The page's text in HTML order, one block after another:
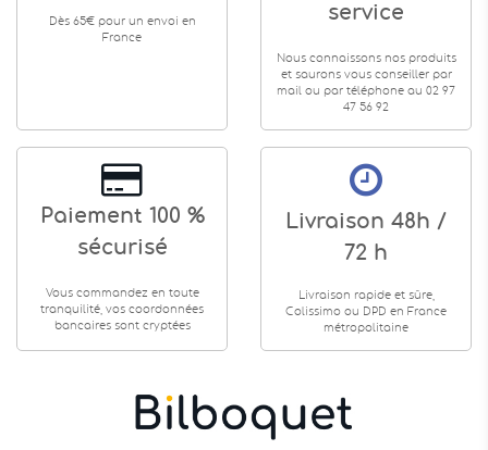
Dès 65€ pour un envoi en
France
service
Nous connaissons nos produits
et saurons vous conseiller par
mail ou par téléphone au 02 97
47 56 92
Paiement 100 %
sécurisé
Vous commandez en toute
tranquilité, vos coordonnées
bancaires sont cryptées
Livraison 48h /
72 h
Livraison rapide et sûre,
Colissimo ou DPD en France
métropolitaine